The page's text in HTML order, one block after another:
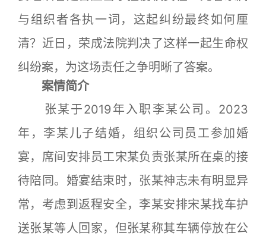
与组织者各执一词，这起纠纷最终如何厘
清？近日，荣成法院判决了这样一起生命权
纠纷案，为这场责任之争明晰了答案。
案情简介
张某于2019年入职李某公司。2023
年，李某儿子结婚，组织公司员工参加婚
宴，席间安排员工宋某负责张某所在桌的接
待陪同。婚宴结束时，张某神志未有明显异
常，考虑到返程安全，李某安排宋某找车护
送张某等人回家，但张某称其车辆停放在公